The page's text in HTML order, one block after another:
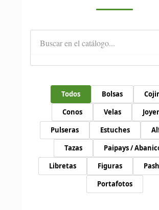
Todos Bolsas
Conos
Velas
Pulseras
Estuches
Tazas
Paipays /
Libretas
Figuras
Portafotos